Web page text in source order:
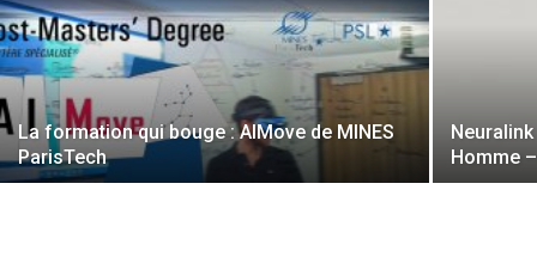
La formation qui bouge : AIMove de MINES
ParisTech
Homme